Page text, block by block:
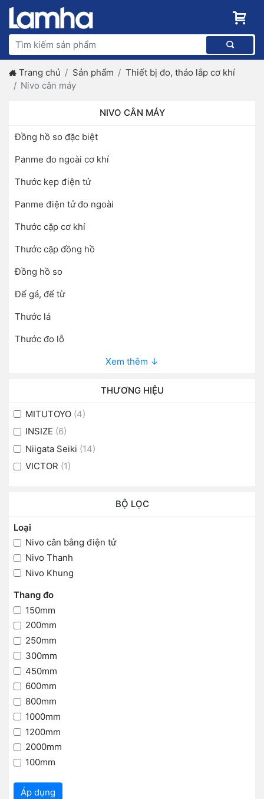
Trang chủ Sản phẩm
Thiết bị đo, tháo lắp cơ khí
Nivo cân máy
NIVO CÂN MÁY
Đồng hồ so đặc biệt
Panme đo ngoài cơ khí
Thước kẹp điện tử
Panme điện tử đo ngoài
Thước cặp cơ khí
Thước cặp đồng hồ
Đồng hồ so
Đế gá, đế từ
Thước lá
Thước đo lỗ
Xem thêm ↓
THƯƠNG HIỆU
MITUTOYO (4)
INSIZE (6)
Niigata Seiki (14)
VICTOR (1)
BỘ LỌC
Loại
Nivo cân bằng điện tử
Nivo Thanh
Nivo Khung
Thang đo
150mm
200mm
250mm
300mm
450mm
600mm
800mm
1000mm
1200mm
2000mm
100mm
Áp dụng